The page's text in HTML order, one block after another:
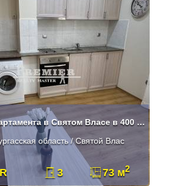
Продажа апартамента в Святом Власе в 400 метрах от пляжа
область / Святой Влас
3 73 м2